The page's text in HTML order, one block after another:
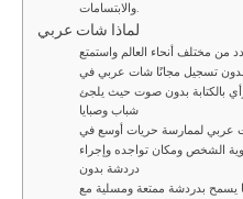
والابتسامات.
لماذا شات عربي
مختلف أنحاء العالم واستمتع
بدون تسجيل مجانًا شات عربي في
بالكتابة بدون صوت حيث يلجئ
شباب وصبايا
عربي لممارسة حريات أوسع في
الشخص ومكان تواجده وإجراء
دردشة بدون
يسمح بدردشة ممتعة ومسلية مع